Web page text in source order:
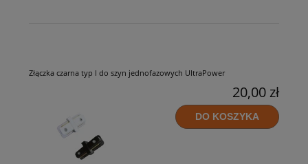
Złączka czarna typ I do szyn jednofazowych UltraPower
20,00 zł
DO KOSZYKA